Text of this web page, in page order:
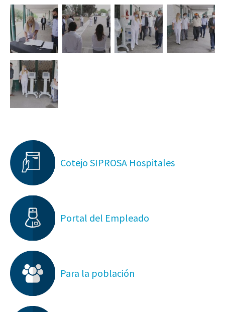
Cotejo SIPROSA Hospitales
Portal del Empleado
Para la población